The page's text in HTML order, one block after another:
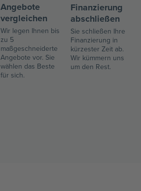
Angebote
vergleichen
Wir legen Ihnen bis
zu 5
maßgeschneiderte
Angebote vor. Sie
wählen das Beste
für sich.
Finanzierung
abschließen
Sie schließen Ihre
Finanzierung in
kürzester Zeit ab.
Wir kümmern uns
um den Rest.